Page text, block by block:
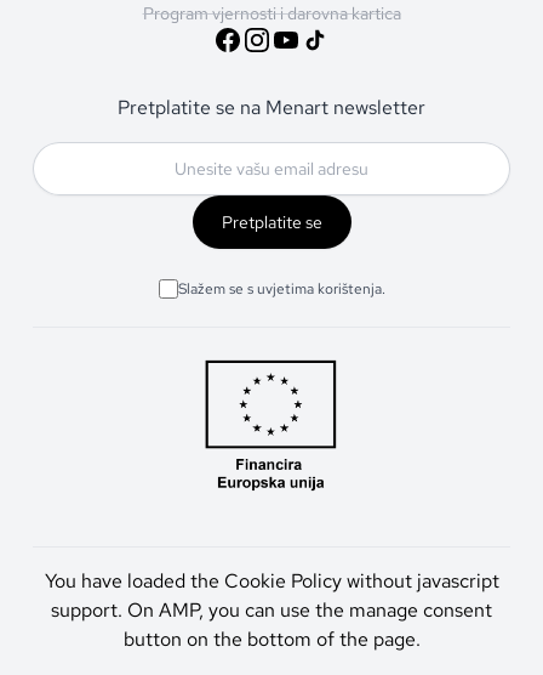
Program vjernosti i darovna kartica
Pretplatite se na Menart newsletter
Pretplatite se
Slažem se s uvjetima korištenja.
You have loaded the Cookie Policy without javascript
support. On AMP, you can use the manage consent
button on the bottom of the page.